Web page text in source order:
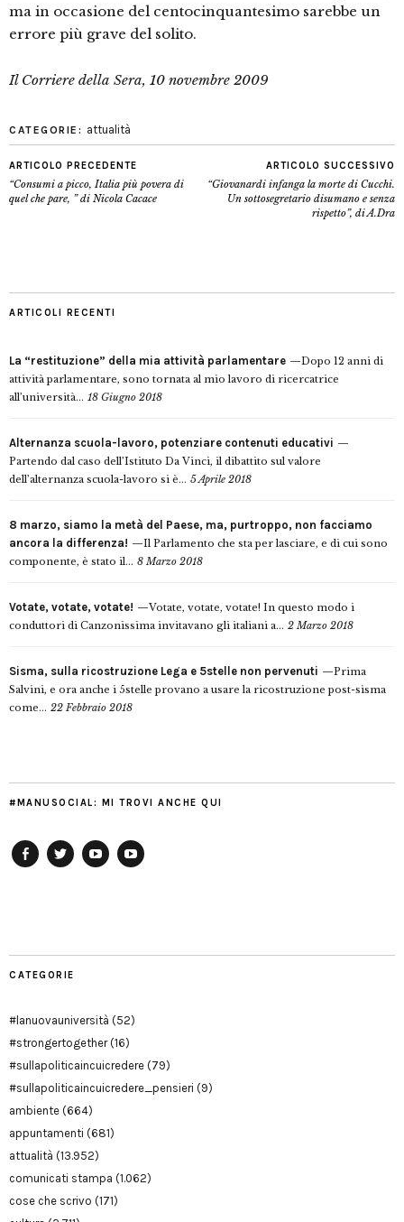
ma in occasione del centocinquantesimo sarebbe un
errore più grave del solito.
Il Corriere della Sera, 10 novembre 2009
CATEGORIE: attualità
ARTICOLO PRECEDENTE
“Consumi a picco, Italia più povera di
quel che pare, ” di Nicola Cacace
ARTICOLO SUCCESSIVO
“Giovanardi infanga la morte di Cucchi.
Un sottosegretario disumano e senza
rispetto”, di A.Dra
ARTICOLI RECENTI
La “restituzione” della mia attività parlamentare
Dopo 12 anni di
attività parlamentare, sono tornata al mio lavoro di ricercatrice
all’università... 18 Giugno 2018
Alternanza scuola-lavoro, potenziare contenuti educativi
Partendo dal caso dell’Istituto Da Vinci, il dibattito sul valore
dell’alternanza scuola-lavoro si è... 5 Aprile 2018
8 marzo, siamo la metà del Paese, ma, purtroppo, non facciamo
ancora la differenza!
Il Parlamento che sta per lasciare, e di cui sono
componente, è stato il... 8 Marzo 2018
Votate, votate, votate!
Votate, votate, votate! In questo modo i
conduttori di Canzonissima invitavano gli italiani a... 2 Marzo 2018
Sisma, sulla ricostruzione Lega e 5stelle non pervenuti
Prima
Salvini, e ora anche i 5stelle provano a usare la ricostruzione post-sisma
come... 22 Febbraio 2018
#MANUSOCIAL: MI TROVI ANCHE QUI
CATEGORIE
#lanuovauniversità (52)
#strongertogether(16)
#sullapoliticaincuicredere (79)
#sullapoliticaincuicredere_pensieri (9)
ambiente (664)
appuntamenti (681)
attualità (13.952)
comunicati stampa (1.062)
cose che scrivo (171)